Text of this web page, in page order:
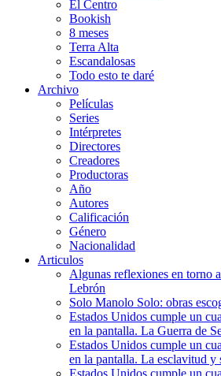
El Centro
Bookish
8 meses
Terra Alta
Escandalosas
Todo esto te daré
Archivo
Películas
Series
Intérpretes
Directores
Creadores
Productoras
Año
Autores
Calificación
Género
Nacionalidad
Articulos
Algunas reflexiones en torno
Lebrón
Solo Manolo Solo: obras
Estados Unidos cumple un
en la pantalla. La Guerra de
Estados Unidos cumple un
en la pantalla. La esclavitud